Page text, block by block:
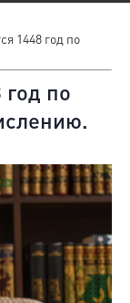
1448 год по
по